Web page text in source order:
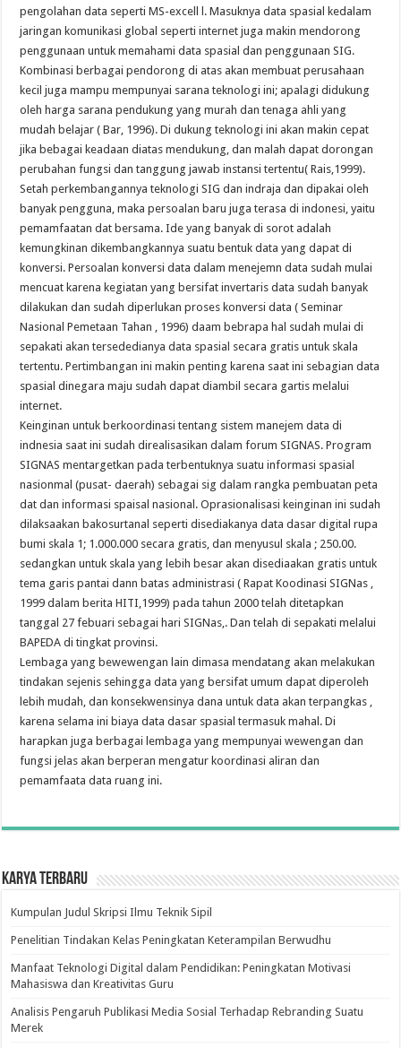
pengolahan data seperti MS-excell l. Masuknya data spasial kedalam
jaringan komunikasi global seperti internet juga makin mendorong
penggunaan untuk memahami data spasial dan penggunaan SIG.
Kombinasi berbagai pendorong di atas akan membuat perusahaan
kecil juga mampu mempunyai sarana teknologi ini; apalagi didukung
oleh harga sarana pendukung yang murah dan tenaga ahli yang
mudah belajar ( Bar, 1996). Di dukung teknologi ini akan makin cepat
jika bebagai keadaan diatas mendukung, dan malah dapat dorongan
perubahan fungsi dan tanggung jawab instansi tertentu( Rais,1999).
Setah perkembangannya teknologi SIG dan indraja dan dipakai oleh
banyak pengguna, maka persoalan baru juga terasa di indonesi, yaitu
pemamfaatan dat bersama. Ide yang banyak di sorot adalah
kemungkinan dikembangkannya suatu bentuk data yang dapat di
konversi. Persoalan konversi data dalam menejemn data sudah mulai
mencuat karena kegiatan yang bersifat invertaris data sudah banyak
dilakukan dan sudah diperlukan proses konversi data ( Seminar
Nasional Pemetaan Tahan , 1996) daam bebrapa hal sudah mulai di
sepakati akan tersededianya data spasial secara gratis untuk skala
tertentu. Pertimbangan ini makin penting karena saat ini sebagian data
spasial dinegara maju sudah dapat diambil secara gartis melalui
internet.
Keinginan untuk berkoordinasi tentang sistem manejem data di
indnesia saat ini sudah direalisasikan dalam forum SIGNAS. Program
SIGNAS mentargetkan pada terbentuknya suatu informasi spasial
nasionmal (pusat- daerah) sebagai sig dalam rangka pembuatan peta
dat dan informasi spaisal nasional. Oprasionalisasi keinginan ini sudah
dilaksaakan bakosurtanal seperti disediakanya data dasar digital rupa
bumi skala 1; 1.000.000 secara gratis, dan menyusul skala ; 250.00.
sedangkan untuk skala yang lebih besar akan disediaakan gratis untuk
tema garis pantai dann batas administrasi ( Rapat Koodinasi SIGNas ,
1999 dalam berita HITI,1999) pada tahun 2000 telah ditetapkan
tanggal 27 febuari sebagai hari SIGNas,. Dan telah di sepakati melalui
BAPEDA di tingkat provinsi.
Lembaga yang bewewengan lain dimasa mendatang akan melakukan
tindakan sejenis sehingga data yang bersifat umum dapat diperoleh
lebih mudah, dan konsekwensinya dana untuk data akan terpangkas ,
karena selama ini biaya data dasar spasial termasuk mahal. Di
harapkan juga berbagai lembaga yang mempunyai wewengan dan
fungsi jelas akan berperan mengatur koordinasi aliran dan
pemamfaata data ruang ini.
Karya Terbaru
Kumpulan Judul Skripsi Ilmu Teknik Sipil
Penelitian Tindakan Kelas Peningkatan Keterampilan Berwudhu
Manfaat Teknologi Digital dalam Pendidikan: Peningkatan Motivasi
Mahasiswa dan Kreativitas Guru
Analisis Pengaruh Publikasi Media Sosial Terhadap Rebranding Suatu
Merek